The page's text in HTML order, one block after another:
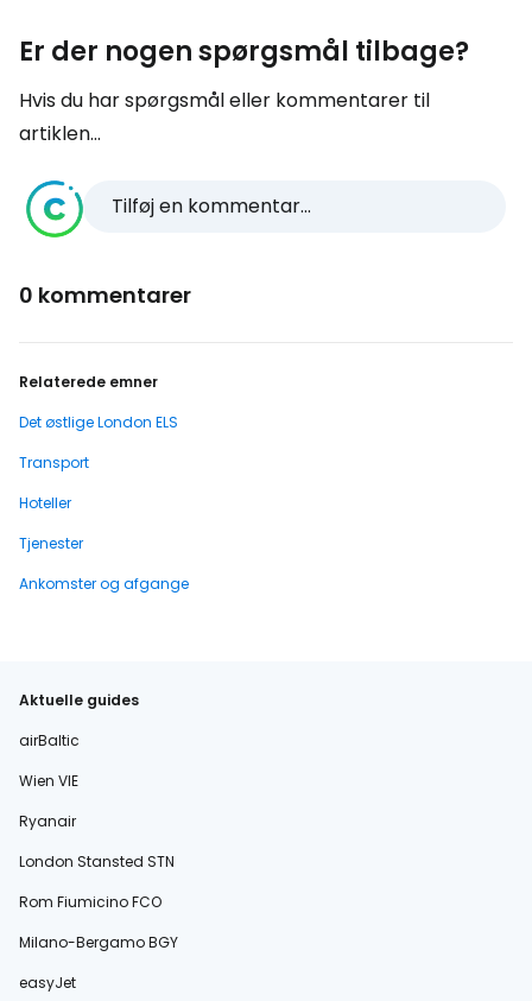
Er der nogen spørgsmål tilbage?
Hvis du har spørgsmål eller kommentarer til
artiklen...
Tilføj en kommentar...
0 kommentarer
Relaterede emner
Det østlige London ELS
Transport
Hoteller
Tjenester
Ankomster og afgange
Aktuelle guides
airBaltic
Wien VIE
Ryanair
London Stansted STN
Rom Fiumicino FCO
Milano-Bergamo BGY
easyJet